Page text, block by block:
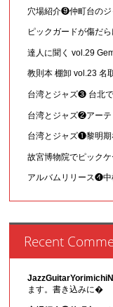
穴場紹介❾仲町台のジ
ピックガードが傷だ
達人に聞く vol.29
教則本 棚卸 vol.23 名
台湾とジャズ❸ 台北
台湾とジャズ❷アーテ
台湾とジャズ❶黎明期
故宮博物院でピック
アルバムリリース❹中
Recent
ます。書き込みに�